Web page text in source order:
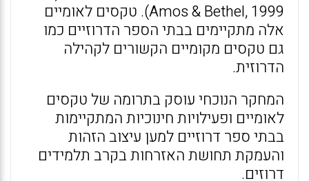
Amos & Bethel, 1999). טקסים לאומיים
אלה מתקיימים בבתי הספר הדרוזיים כמו
גם טקסים מקומיים הקשורים לקהילה
הדרוזית.
המחקר הנוכחי עוסק בתרומה של טקסים
לאומיים ופעילויות חינוכיות המתקיימות
בבתי ספר דרוזיים למען עיצוב הזהות
והעמקת תחושת האזרחות בקרב תלמידים
דרוזים.